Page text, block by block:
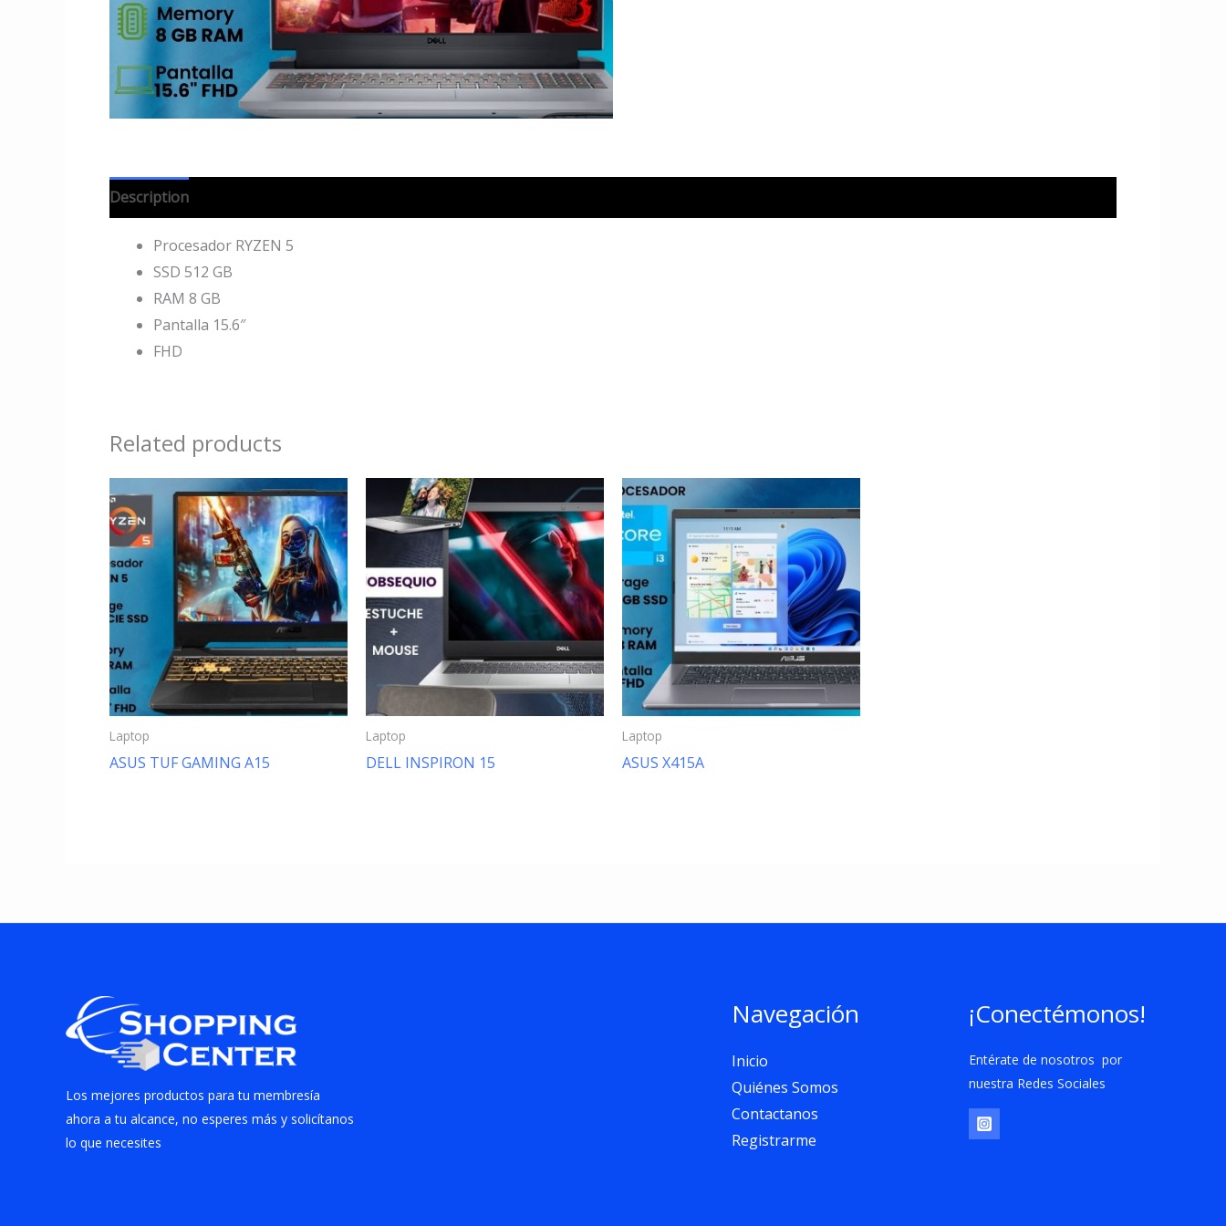
Description
Procesador RYZEN 5
SSD 512 GB
RAM 8 GB
Pantalla 15.6″
FHD
Related products
Laptop
ASUS TUF GAMING A15
Laptop
DELL INSPIRON 15
Laptop
ASUS X415A
Los mejores productos para tu membresía
ahora a tu alcance, no esperes más y solicítanos
lo que necesites
Navegación
Inicio
Quiénes Somos
Contactanos
Registrarme
¡Conectémonos!
Entérate de nosotros por
nuestra Redes Sociales